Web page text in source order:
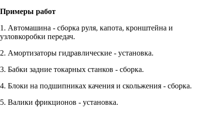
Примеры работ
1. Автомашина - сборка руля, капота, кронштейна и
узловкоробки передач.
2. Амортизаторы гидравлические - установка.
3. Бабки задние токарных станков - сборка.
4. Блоки на подшипниках качения и скольжения - сборка.
5. Валики фрикционов - установка.